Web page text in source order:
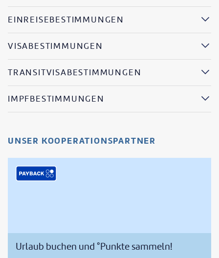
EINREISEBESTIMMUNGEN
VISABESTIMMUNGEN
TRANSITVISABESTIMMUNGEN
IMPFBESTIMMUNGEN
UNSER KOOPERATIONSPARTNER
Urlaub buchen und °Punkte sammeln!